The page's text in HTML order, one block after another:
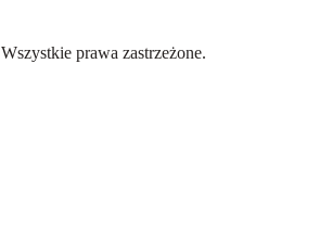
Wszystkie prawa zastrzeżone.